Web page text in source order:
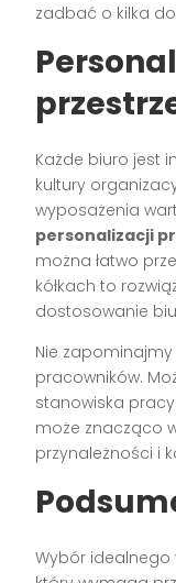
zadbać o kilka
Każde biuro jest
kultury
wyposażenia
personalizacji
można łatwo
kółkach to
dostosowanie
Nie
pracowników.
stanowiska
może znacząco
przynależności i
Wybór